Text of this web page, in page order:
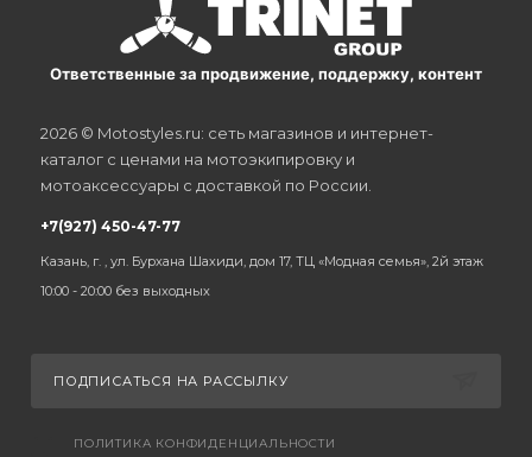
Ответственные за продвижение, поддержку, контент
2026 © Motostyles.ru: сеть магазинов и интернет-
каталог с ценами на мотоэкипировку и
мотоаксессуары с доставкой по России.
+7(927) 450-47-77
Казань, г. , ул. Бурхана Шахиди, дом 17, ТЦ «Модная семья», 2й этаж
10:00 - 20:00 без выходных
ПОДПИСАТЬСЯ НА РАССЫЛКУ
ПОЛИТИКА КОНФИДЕНЦИАЛЬНОСТИ